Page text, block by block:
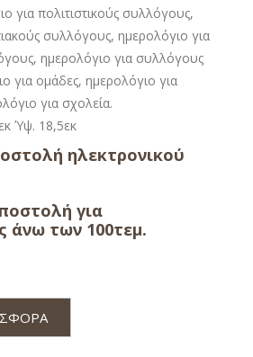
για πολιτιστικούς συλλόγους,
συλλόγους, ημερολόγιο για
ημερολόγιο για συλλόγους
για ομάδες, ημερολόγιο για
για σχολεία.
Ύψ. 18,5εκ
ηλεκτρονικού
για
άνω των 100τεμ.